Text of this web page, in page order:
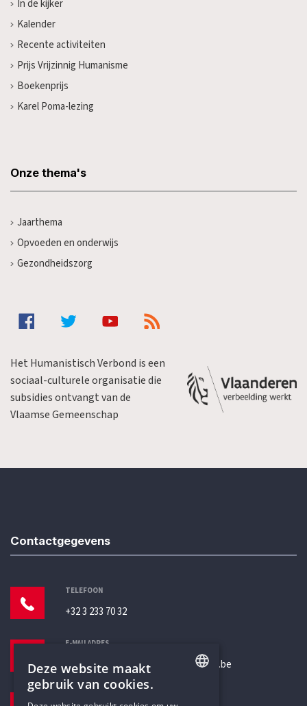
In de kijker
Kalender
Recente activiteiten
Prijs Vrijzinnig Humanisme
Boekenprijs
Karel Poma-lezing
Onze thema's
Jaarthema
Opvoeden en onderwijs
Gezondheidszorg
Het Humanistisch Verbond is een
sociaal-culturele organisatie die
subsidies ontvangt van de
Vlaamse Gemeenschap
Contactgegevens
TELEFOON
+32 3 233 70 32
E-MAILADRES
secretariaat@humanistischverbond.be
Deze website maakt
gebruik van cookies.